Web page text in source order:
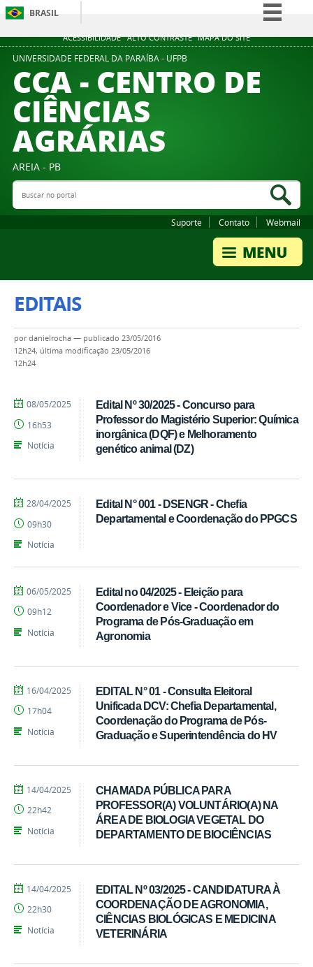
ACESSIBILIDADE ALTO CONTRASTE MAPA DO SITE
BRASIL
Simplifique!
Participe
UNIVERSIDADE FEDERAL DA PARAÍBA - UFPB
CCA - CENTRO DE
CIÊNCIAS
AGRÁRIAS
AREIA - PB
Buscar no portal
Suporte Contato Webmail
EDITAIS
pordanielrocha — publicado 23/05/2016
12h24, última modificação 23/05/2016
12h24
Edital Nº 30/2025 - Concurso para
Professor do Magistério Superior: Química
inorgânica (DQF) e Melhoramento
genético animal (DZ)
por
Candido
publicado
08/05/2025
16h53
Notícia
Edital N° 001 - DSENGR - Chefia
Departamental e Coordenação do PPGCS
por
Candido
publicado
28/04/2025
09h30
Notícia
Edital no 04/2025 - Eleição para
Coordenador e Vice - Coordenador do
Programa de Pós-Graduação em
Agronomia
por
Candido
publicado
06/05/2025
09h12
Notícia
EDITAL N° 01 - Consulta Eleitoral
Unificada DCV: Chefia Departamental,
Coordenação do Programa de Pós-
Graduação e Superintendência do HV
por
Candido
publicado
16/04/2025
17h04
Notícia
CHAMADA PÚBLICA PARA
PROFESSOR(A) VOLUNTÁRIO(A) NA
ÁREA DE BIOLOGIA VEGETAL DO
DEPARTAMENTO DE BIOCIÊNCIAS
por
Candido
publicado
14/04/2025
22h42
Notícia
EDITAL Nº 03/2025 - CANDIDATURA À
COORDENAÇÃO DE AGRONOMIA,
CIÊNCIAS BIOLÓGICAS E MEDICINA
VETERINÁRIA
por
Candido
publicado
14/04/2025
22h30
Notícia